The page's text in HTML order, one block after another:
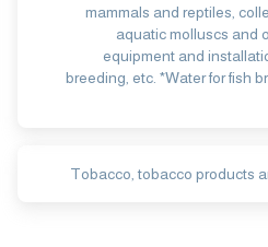
mammals and reptiles,
aquatic molluscs and
equipment and
breeding, etc. *Water for fish
Tobacco, tobacco products